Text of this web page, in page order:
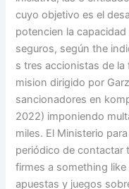
cuyo objetivo es el
potencien la
seguros, según the
s tres accionistas de la
mision dirigido por
sancionadores en
2022) imponiendo
miles. El Ministerio
periódico de contactar
firmes a something
apuestas y juegos